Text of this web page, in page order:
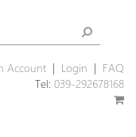
Account| Login
FAQ
Tel: 039-292678168